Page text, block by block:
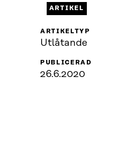
ARTIKEL
ARTIKELTYP
Utlåtande
PUBLICERAD
26.6.2020